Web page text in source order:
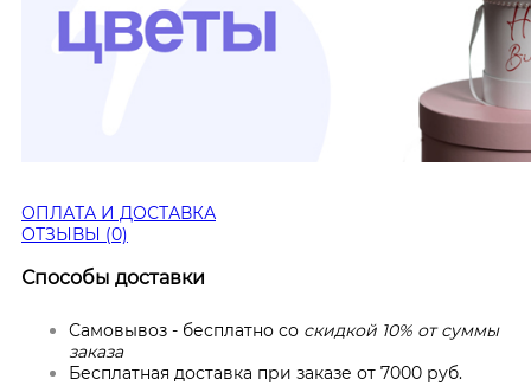
ОПЛАТА И ДОСТАВКА
ОТЗЫВЫ (0)
Способы доставки
Самовывоз - бесплатно со скидкой 10% от суммы
заказа
Бесплатная доставка при заказе от 7000 руб.